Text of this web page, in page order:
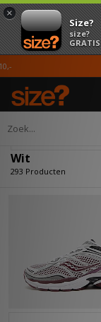
×
Size?
size?
Home Wit
Wit
293 Producten